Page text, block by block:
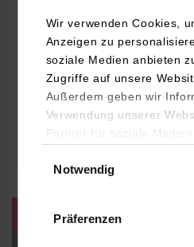
Wir verwenden Cookies,
Anzeigen zu
soziale Medien anbieten
Zugriffe auf unsere
Außerdem geben wir
Verwendung unserer
Partner für soziale
YouTube, Google Maps)
Daten zusammen, die
haben oder die sie im
Notwendig
Präferenzen
16.09.2026 - 17.09.2026
Im Mittelpunkt stehen
Batterietechnologien und
nachhaltige Mobilität in Stadt
weitere Veranstaltungen /